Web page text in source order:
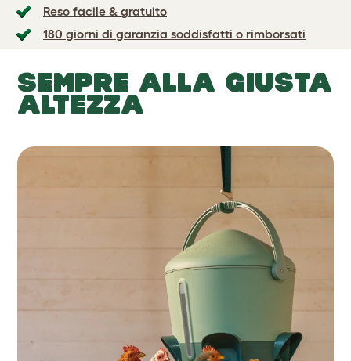
Reso facile & gratuito
180 giorni di garanzia soddisfatti o rimborsati
SEMPRE ALLA GIUSTA
ALTEZZA